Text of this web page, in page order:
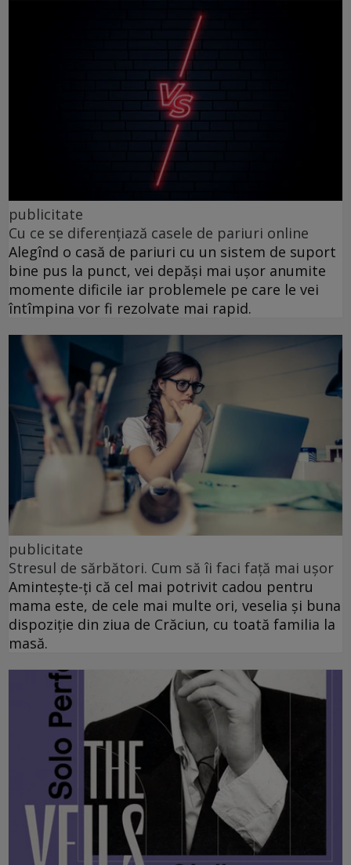
publicitate
Cu ce se diferențiază casele de pariuri online
Alegînd o casă de pariuri cu un sistem de suport
bine pus la punct, vei depăși mai ușor anumite
momente dificile iar problemele pe care le vei
întîmpina vor fi rezolvate mai rapid.
publicitate
Stresul de sărbători. Cum să îi faci față mai ușor
Amintește-ți că cel mai potrivit cadou pentru
mama este, de cele mai multe ori, veselia și buna
dispoziție din ziua de Crăciun, cu toată familia la
masă.